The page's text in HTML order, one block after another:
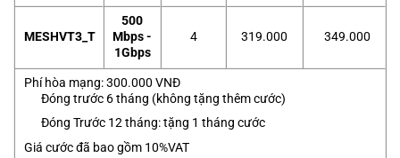
MESHVT3_T
500
Mbps -
1Gbps
4 319.000 349.000
Phí hòa mạng: 300.000 VNĐ
Đóng trước 6 tháng (không tặng thêm cước)
Đóng Trước 12 tháng: tặng 1 tháng cước
Giá cước đã bao gồm 10%VAT